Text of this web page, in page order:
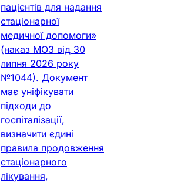
пацієнтів для надання
стаціонарної
медичної допомоги»
(наказ МОЗ від 30
липня 2026 року
№1044). Документ
має уніфікувати
підходи до
госпіталізації,
визначити єдині
правила продовження
стаціонарного
лікування,